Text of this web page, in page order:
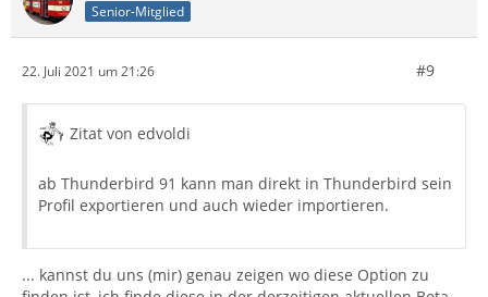
Senior-Mitglied
22. Juli 2021 um 21:26 #9
Zitat von edvoldi
ab Thunderbird 91 kann man direkt in Thunderbird sein
Profil exportieren und auch wieder importieren.
... kannst du uns (mir) genau zeigen wo diese Option zu